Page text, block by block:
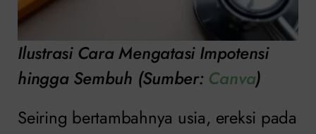
Ilustrasi Cara Mengatasi Impotensi
hingga Sembuh (Sumber: Canva)
Seiring bertambahnya usia, ereksi pada